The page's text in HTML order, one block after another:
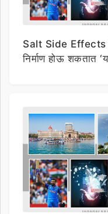
Salt Side Effects |
निर्माण होऊ शकतात